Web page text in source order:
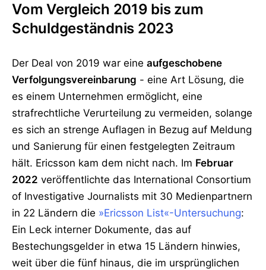
Vom Vergleich 2019 bis zum
Schuldgeständnis 2023
Der Deal von 2019 war eine aufgeschobene
Verfolgungsvereinbarung - eine Art Lösung, die
es einem Unternehmen ermöglicht, eine
strafrechtliche Verurteilung zu vermeiden, solange
es sich an strenge Auflagen in Bezug auf Meldung
und Sanierung für einen festgelegten Zeitraum
hält. Ericsson kam dem nicht nach. Im Februar
2022 veröffentlichte das International Consortium
of Investigative Journalists mit 30 Medienpartnern
in 22 Ländern die »Ericsson List«-Untersuchung:
Ein Leck interner Dokumente, das auf
Bestechungsgelder in etwa 15 Ländern hinwies,
weit über die fünf hinaus, die im ursprünglichen